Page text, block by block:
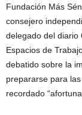
Fundación Más
consejero
delegado del diario
Espacios de
debatido sobre la
prepararse para
recordado